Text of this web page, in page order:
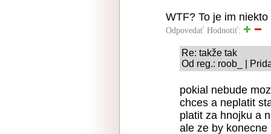
WTF? To je im
Odpovedať Hodnotiť:
Re: takže tak
Od reg.: roob_ |
pokial nebude
chces a neplatit
platit za hnojku a
ale ze by